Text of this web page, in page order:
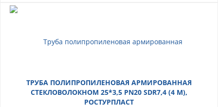
ТРУБА ПОЛИПРОПИЛЕНОВАЯ АРМИРОВАННАЯ
СТЕКЛОВОЛОКНОМ 25*3,5 PN20 SDR7,4 (4 М),
РОСТУРПЛАСТ